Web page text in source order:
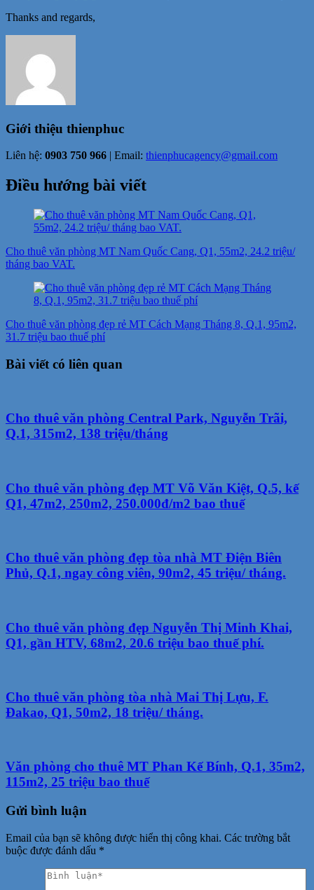
Thanks and regards,
Giới thiệu thienphuc
Liên hệ: 0903 750 966 | Email: thienphucagency@gmail.com
Điều hướng bài viết
Cho thuê văn phòng MT Nam Quốc Cang, Q1, 55m2, 24.2 triệu/
tháng bao VAT.
Cho thuê văn phòng đẹp rẻ MT Cách Mạng Tháng 8, Q.1, 95m2,
31.7 triệu bao thuế phí
Bài viết có liên quan
Cho thuê văn phòng Central Park, Nguyễn Trãi,
Q.1, 315m2, 138 triệu/tháng
Cho thuê văn phòng đẹp MT Võ Văn Kiệt, Q.5, kế
Q1, 47m2, 250m2, 250.000đ/m2 bao thuế
Cho thuê văn phòng đẹp tòa nhà MT Điện Biên
Phủ, Q.1, ngay công viên, 90m2, 45 triệu/ tháng.
Cho thuê văn phòng đẹp Nguyễn Thị Minh Khai,
Q1, gần HTV, 68m2, 20.6 triệu bao thuế phí.
Cho thuê văn phòng tòa nhà Mai Thị Lựu, F.
Đakao, Q1, 50m2, 18 triệu/ tháng.
Văn phòng cho thuê MT Phan Kế Bính, Q.1, 35m2,
115m2, 25 triệu bao thuế
Gửi bình luận
Email của bạn sẽ không được hiển thị công khai. Các trường bắt
buộc được đánh dấu *